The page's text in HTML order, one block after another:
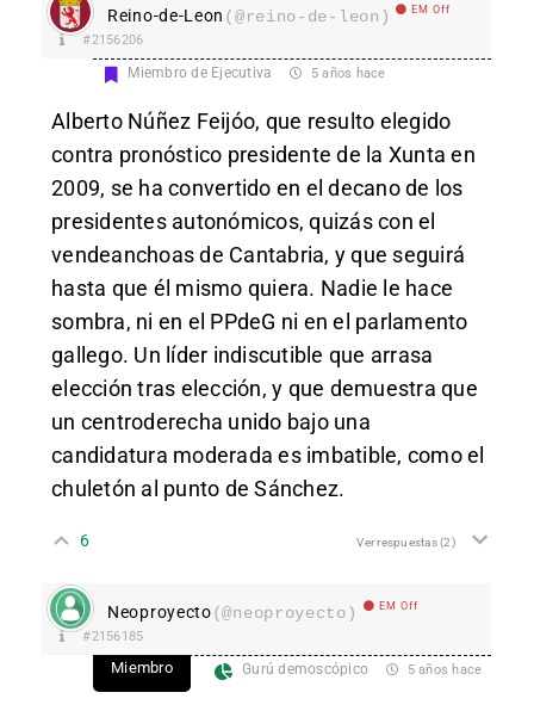
Reino-de-Leon (@reino-de-leon) EM Off
#2156206
Miembro de Ejecutiva 5 años hace
Alberto Núñez Feijóo, que resulto elegido
contra pronóstico presidente de la Xunta en
2009, se ha convertido en el decano de los
presidentes autonómicos, quizás con el
vendeanchoas de Cantabria, y que seguirá
hasta que él mismo quiera. Nadie le hace
sombra, ni en el PPdeG ni en el parlamento
gallego. Un líder indiscutible que arrasa
elección tras elección, y que demuestra que
un centroderecha unido bajo una
candidatura moderada es imbatible, como el
chuletón al punto de Sánchez.
6 Ver respuestas(2)
Neoproyecto(@neoproyecto) EM Off
#2156185
Miembro Gurú demoscópico 5 años hace